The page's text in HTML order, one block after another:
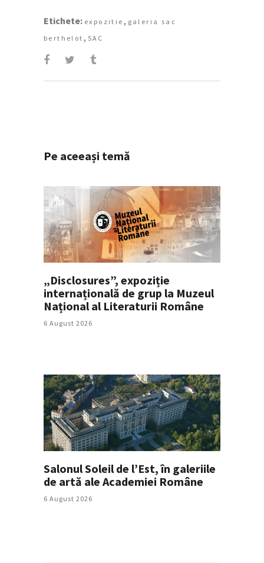
Etichete: expozitie , galeria sac
berthelot , SAC
Pe aceeași temă
„Disclosures”, expoziție
internațională de grup la Muzeul
Național al Literaturii Române
6 August 2026
Salonul Soleil de l’Est, în galeriile
de artă ale Academiei Române
6 August 2026